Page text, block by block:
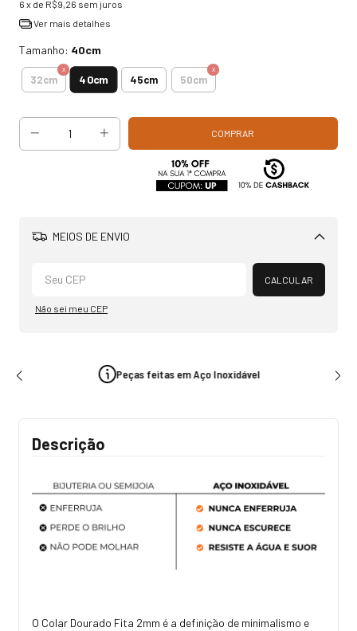
6 x de R$9,26 sem juros
Ver mais detalhes
Tamanho: 40cm
32cm 40cm 45cm 50cm
MEIOS DE ENVIO
Alterar CEP
CALCULAR
Não sei meu CEP
Peças feitas em Aço Inoxidável
Descrição
O Colar Dourado Fita 2mm é a definição de minimalismo e